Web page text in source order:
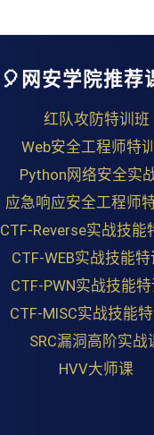
🎈网安学院推荐
红队攻防特训班
Web安全工程师特
Python网络安全实
应急响应安全工程师
CTF-Reverse实战技能
CTF-WEB实战技能
CTF-PWN实战技能
CTF-MISC实战技能
SRC漏洞高阶实战
HVV大师课